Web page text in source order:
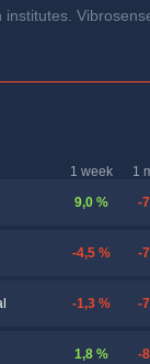
1 week
1
9,0 % -
-4,5 % -
-1,3 % -
1,8 % -